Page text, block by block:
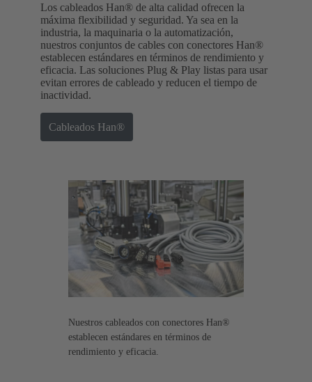
Los cableados Han® de alta calidad ofrecen la
máxima flexibilidad y seguridad. Ya sea en la
industria, la maquinaria o la automatización,
nuestros conjuntos de cables con conectores Han®
establecen estándares en términos de rendimiento y
eficacia. Las soluciones Plug & Play listas para usar
evitan errores de cableado y reducen el tiempo de
inactividad.
Cableados Han®
Nuestros cableados con conectores Han®
establecen estándares en términos de
rendimiento y eficacia.